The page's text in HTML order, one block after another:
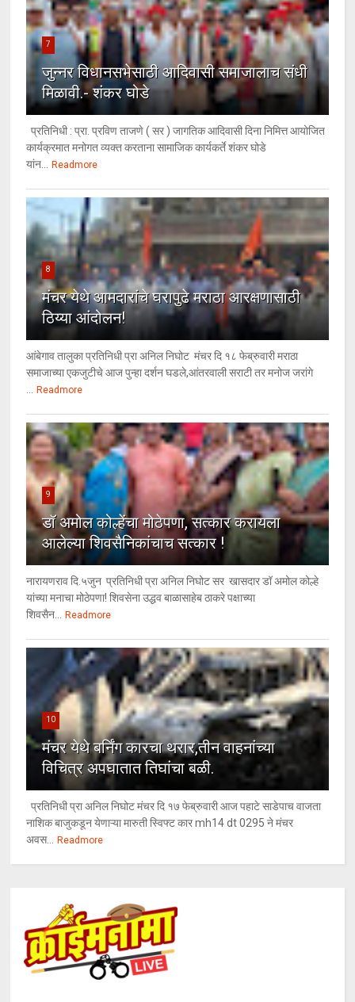
7
जुन्नर विधानसभेसाठी आदिवासी समाजालाच संधी
मिळावी.- शंकर घोडे
प्रतिनिधी : प्रा. प्रविण ताजणे ( सर ) जागतिक आदिवासी दिना निमित्त आयोजित
कार्यक्रमात मनोगत व्यक्त करताना सामाजिक कार्यकर्ते शंकर घोडे
यांन...
Readmore
8
मंचर येथे आमदारांचे घरापुढे मराठा आरक्षणासाठी
ठिय्या आंदोलन!
आंबेगाव तालुका प्रतिनिधी प्रा अनिल निघोट मंचर दि १८ फेब्रुवारी मराठा
समाजाच्या एकजुटीचे आज पुन्हा दर्शन घडले,आंतरवाली सराटी तर मनोज जरांगे
Readmore
9
डॉ अमोल कोल्हेंचा मोठेपणा, सत्कार करायला
आलेल्या शिवसैनिकांचाच सत्कार !
नारायणराव दि.५जुन प्रतिनिधी प्रा अनिल निघोट सर खासदार डॉ अमोल कोल्हे
यांच्या मनाचा मोठेपणा! शिवसेना उद्धव बाळासाहेब ठाकरे पक्षाच्या
शिवसैन...
Readmore
10
मंचर येथे बर्निंग कारचा थरार,तीन वाहनांच्या
विचित्र अपघातात तिघांचा बळी.
प्रतिनिधी प्रा अनिल निघोट मंचर दि १७ फेब्रुवारी आज पहाटे साडेपाच वाजता
नाशिक बाजुकडून येणाऱ्या मारुती स्विफ्ट कार mh14 dt 0295 ने मंचर
अवस...
Readmore